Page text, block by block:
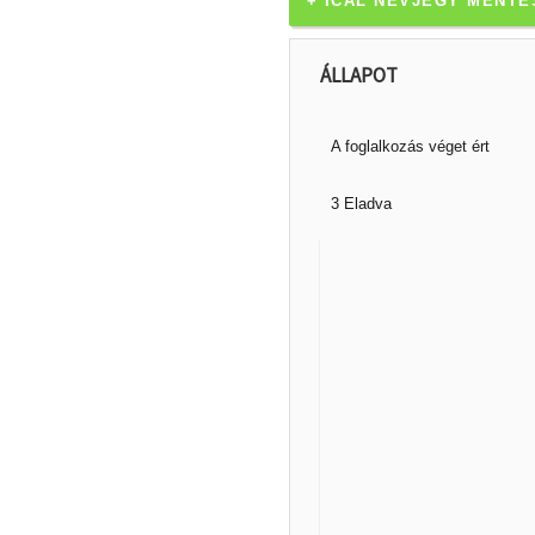
ÁLLAPOT
A foglalkozás véget ért
3 Eladva